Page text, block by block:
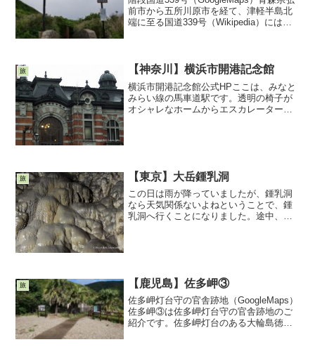
前市から五所川原市を経て、津軽半島北
端に至る国道339号（Wikipedia）には、
旅 【神奈川】横浜市開港記念館
横浜市開港記念館公式HPここは、みなと
みらい線の馬車道駅です。透明の椅子が
オシャレなホームからエスカレーターで
旅 【東京】大岳鍾乳洞
この日は雨が降っていましたが、鍾乳洞
なら天気関係ないよねということで、鍾
乳洞へ行くことになりました。途中、砂
旅 【鹿児島】佐多岬③
佐多岬灯台守の官舎跡地（GoogleMaps）
佐多岬③は佐多岬灯台守の官舎跡地のご
紹介です。佐多岬灯台のある大輪島徳川